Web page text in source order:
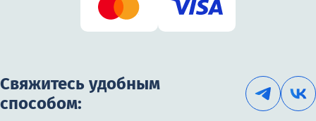
Свяжитесь удобным
способом: